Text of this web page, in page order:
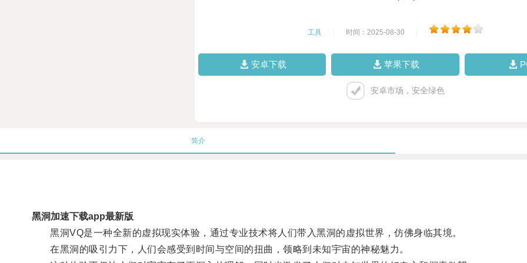
工具 时间：2025-08-30
安卓下载 苹果下载
安卓市场，安全绿色
简介
黑洞加速下载app最新版
黑洞VQ是一种全新的虚拟现实体验，通过专业技术将人们带入黑洞的虚拟世界，仿佛身临其境。
在黑洞的吸引力下，人们会感受到时间与空间的扭曲，领略到未知宇宙的神秘魅力。